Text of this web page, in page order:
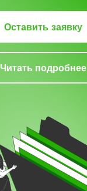
Оставить заявку
Читать подробнее